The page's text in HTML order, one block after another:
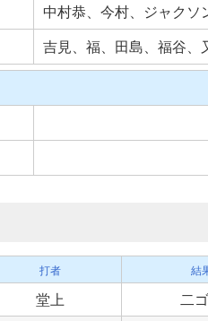
中村恭、今村、ジャクソ
吉見、福、田島、福谷、
打者 結
堂上 二